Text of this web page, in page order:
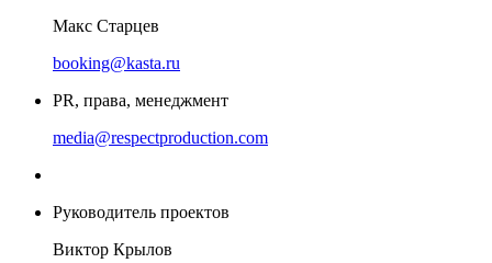
Макс Старцев
booking@kasta.ru
PR, права, менеджмент
media@respectproduction.com
Руководитель проектов
Виктор Крылов